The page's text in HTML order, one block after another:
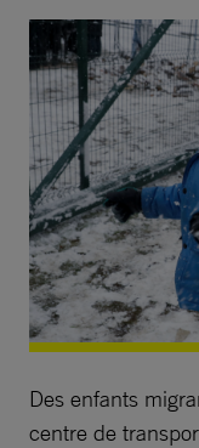
Des enfants
centre de